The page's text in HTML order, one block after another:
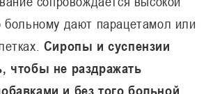
больному дают парацетамол или
Сиропы и суспензии
чтобы не раздражать
и без того больной